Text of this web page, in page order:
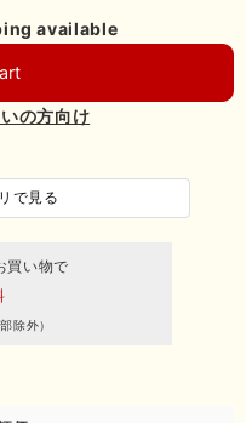
available
の方向け
で見る
買い物で
除外）